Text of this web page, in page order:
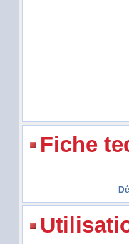
Fiche